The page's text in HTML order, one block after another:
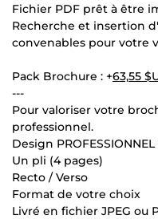
Fichier PDF prêt à être
Recherche et insertion
convenables pour votre
Pack Brochure : +63,55
---
Pour valoriser votre
professionnel.
Design
Un pli (4 pages)
Recto / Verso
Format de votre choix
Livré en fichier JPEG ou